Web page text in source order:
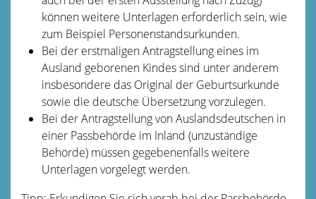
können weitere Unterlagen erforderlich sein, wie
zum Beispiel Personenstandsurkunden.
Bei der erstmaligen Antragstellung eines im
Ausland geborenen Kindes sind unter anderem
insbesondere das Original der Geburtsurkunde
sowie die deutsche Übersetzung vorzulegen.
Bei der Antragstellung von Auslandsdeutschen in
einer Passbehörde im Inland (unzuständige
Behörde) müssen gegebenenfalls weitere
Unterlagen vorgelegt werden.